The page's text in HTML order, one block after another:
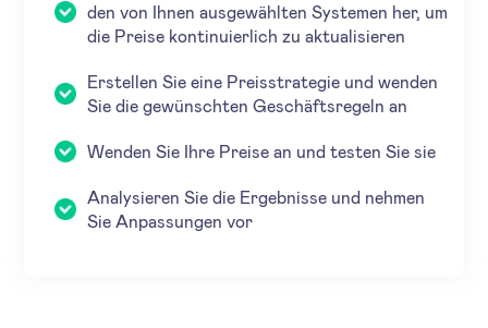
den von Ihnen ausgewählten Systemen her, um
die Preise kontinuierlich zu aktualisieren
Erstellen Sie eine Preisstrategie und wenden
Sie die gewünschten Geschäftsregeln an
Wenden Sie Ihre Preise an und testen Sie sie
Analysieren Sie die Ergebnisse und nehmen
Sie Anpassungen vor